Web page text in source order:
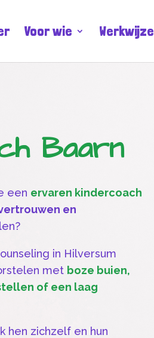
Voor wie Werkwijze
Baarn
een ervaren kindercoach
en
in Hilversum
met boze buien,
of een laag
hen zichzelf en hun